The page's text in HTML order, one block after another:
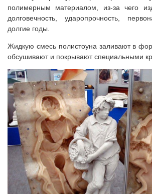
полимерным материалом, из-за чего
долговечность, ударопрочность,
долгие годы.
Жидкую смесь полистоуна заливают в
обсушивают и покрывают специальными